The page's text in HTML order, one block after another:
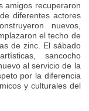
amigos recuperaron
diferentes actores
nuevos,
el techo de
de zinc. El sábado
sancocho
al servicio de la
por la diferencia
y culturales del